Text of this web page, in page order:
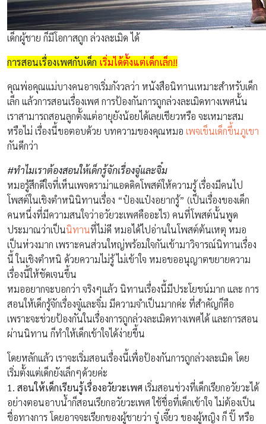
เด็กผู้ชาย ก็มีโอกาสถูก ล่วงละเมิด ได้
การสอนเรื่องเพศกับเด็ก เริ่มได้ตั้งแต่เด็กเล็ก!!
คุณพ่อคุณแม่บางคนอาจเริ่มกังวลว่า หนังสือนิทานเหมาะสำหรับเด็ก
เล็ก แล้วการสอนเรื่องเพศ การป้องกันการถูกล่วงละเมิดทางเพศนั้น
เราสามารถสอนลูกตั้งแต่อายุยังน้อยได้เลยเชียวหรือ จะเหมาะสม
หรือไม่ เรื่องนี้ขอตอบด้วย บทความของคุณหมอ เพจเข็นเด็กขึ้นภูเขา
กันดีกว่า
#ทำไมเราต้องสอนให้เด็กรู้จักเรื่องจู๋และจิ๋ม
หมอรู้สึกดีใจที่เห็นเพจดราม่าแอดดิคโพสต์ให้ความรู้ เรื่องมีคนไป
โพสต์ในเชิงตำหนินิทานเรื่อง “ป๋องแป๋งอยากรู้” (เป็นเรื่องของเด็ก
คนหนึ่งที่มีความสนใจว่าอวัยวะเพศคืออะไร) คนที่โพสต์นั้นพูด
ประมาณว่าเป็นนิทานที่ไม่ดี หมอได้ไปอ่านในโพสต์ต้นเหตุ หมอ
เป็นห่วงมาก เพราะคนส่วนใหญ่พร้อมใจกันเข้ามาวิจารณ์นิทานเรื่อง
นี้ ในเชิงตำหนิ ด้วยความไม่รู้ ไม่เข้าใจ หมอขออนุญาตขยายความ
เรื่องนี้ให้ชัดเจนขึ้น
หมออยากจะบอกว่า จริงๆแล้ว นิทานเรื่องนี้มีประโยชน์มาก และ การ
สอนให้เด็กรู้จักเรื่องจู๋และจิ๋ม มีความจำเป็นมากค่ะ ที่สำคัญก็คือ
เพราะจะช่วยป้องกันในเรื่องการถูกล่วงละเมิดทางเพศได้ และการสอน
ผ่านนิทาน ก็ทำให้เด็กเข้าใจได้ง่ายขึ้น
โดยหลักแล้ว เราจะเริ่มสอนเรื่องนี้เพื่อป้องกันการถูกล่วงละเมิด โดย
เริ่มตั้งแต่เด็กยังเล็กๆด้วยค่ะ
1. สอนให้เด็กเรียนรู้เรื่องอวัยวะเพศเริ่มสอนช่วงที่เด็กเรียกอวัยวะได้
อย่างตอนอาบน้ำก็สอนเรียกอวัยวะเพศ ใช้ชื่อที่เด็กเข้าใจ ไม่ต้องเป็น
ชื่อทางการ โดยอาจจะเรียกของผู้ชายว่า จู๋ เจี๊ยว ของผู้หญิง ก็ ปิ๊ หรือ